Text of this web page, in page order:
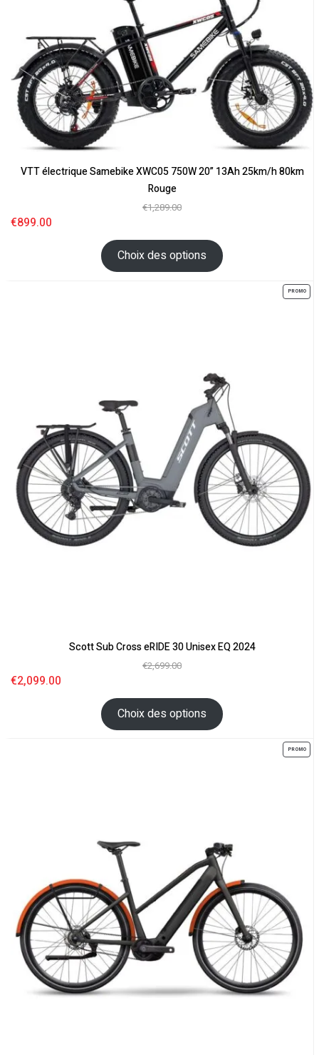
VTT électrique Samebike XWC05 750W 20” 13Ah 25km/h 80km
Rouge
€1,289.00
€899.00
Choix des options
PROMO
Scott Sub Cross eRIDE 30 Unisex EQ 2024
€2,699.00
€2,099.00
Choix des options
PROMO